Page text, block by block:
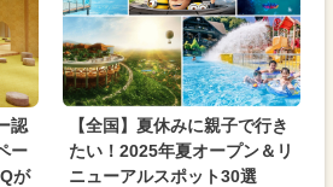
認
ー
が
【全国】夏休みに親子で行き
たい！2025年夏オープン＆リ
ニューアルスポット30選